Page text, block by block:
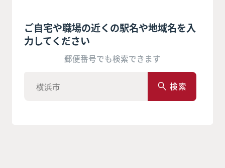
ご自宅や職場の近くの駅名や地域名を入
力してください
郵便番号でも検索できます
検索